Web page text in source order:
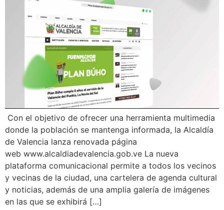
Con el objetivo de ofrecer una herramienta multimedia
donde la población se mantenga informada, la Alcaldía
de Valencia lanza renovada página
web www.alcaldiadevalencia.gob.ve La nueva
plataforma comunicacional permite a todos los vecinos
y vecinas de la ciudad, una cartelera de agenda cultural
y noticias, además de una amplia galería de imágenes
en las que se exhibirá […]